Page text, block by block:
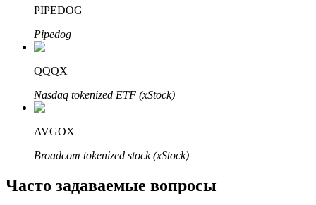
Партнеры Bitrue
До 65% комиссии!
PIPEDOG
Pipedog
QQQX
Nasdaq tokenized ETF (xStock)
AVGOX
Broadcom tokenized stock (xStock)
Часто задаваемые вопросы